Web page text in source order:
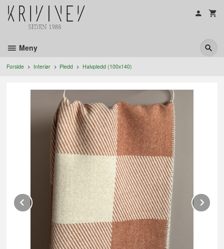
Gå
Meny
Forside Interiør Pledd Halvpledd (100x140)
Prev